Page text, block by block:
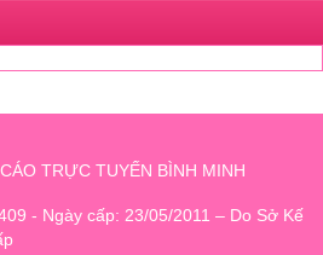
TRỰC TUYẾN BÌNH MINH
- Ngày cấp: 23/05/2011 – Do Sở Kế